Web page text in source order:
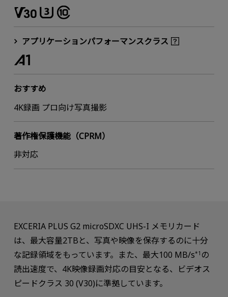
アプリケーションパフォーマンスクラス
おすすめ
4K録画 プロ向け写真撮影
著作権保護機能（CPRM）
非対応
EXCERIA PLUS G2 microSDXC UHS-I メモリカード
は、最大容量2TBと、写真や映像を保存するのに十分
な記録領域をもっています。また、最大100 MB/s*1 の
読出速度で、4K映像録画対応の目安となる、ビデオス
ピードクラス 30 (V30)に準拠しています。